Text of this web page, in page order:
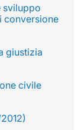
sviluppo
conversione
giustizia
civile